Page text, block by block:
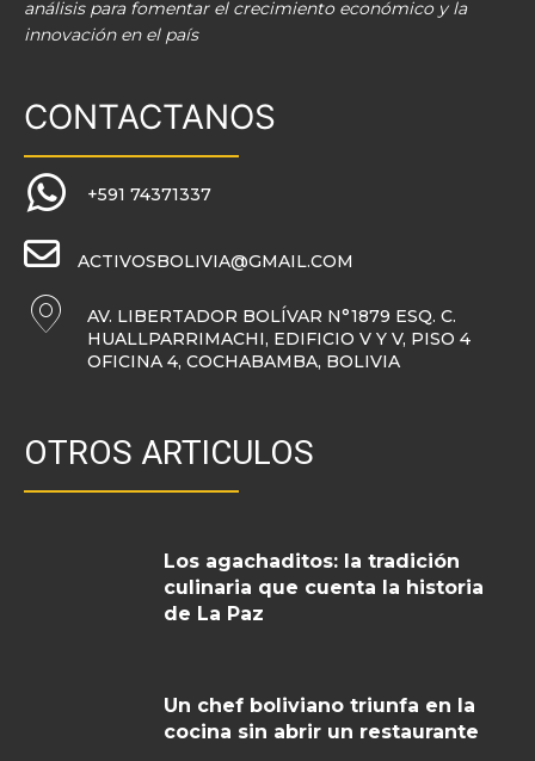
análisis para fomentar el crecimiento económico y la
innovación en el país
CONTACTANOS
+591 74371337
ACTIVOSBOLIVIA@GMAIL.COM
AV. LIBERTADOR BOLÍVAR N°1879 ESQ. C.
HUALLPARRIMACHI, EDIFICIO V Y V, PISO 4
OFICINA 4, COCHABAMBA, BOLIVIA
OTROS ARTICULOS
Los agachaditos: la tradición
culinaria que cuenta la historia
de La Paz
Un chef boliviano triunfa en la
cocina sin abrir un restaurante